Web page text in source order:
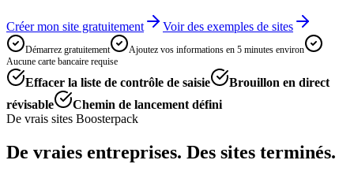
Créer mon site gratuitement Voir des exemples de sites
Démarrez gratuitement
Ajoutez vos informations en 5 minutes environ
Aucune carte bancaire requise
Effacer la liste de contrôle de saisie
Brouillon en direct
révisable
Chemin de lancement défini
De vrais sites Boosterpack
De vraies entreprises. Des sites terminés.